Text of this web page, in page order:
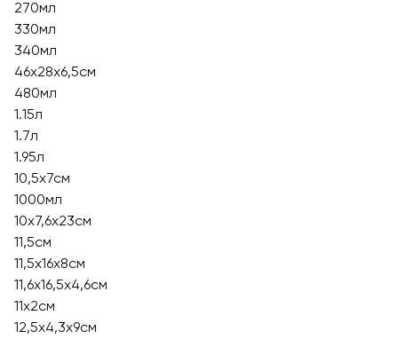
270мл
330мл
340мл
46х28х6,5см
480мл
1.15л
1.7л
1.95л
10,5х7см
1000мл
10х7,6х23см
11,5см
11,5х16х8см
11,6х16,5х4,6см
11х2см
12,5x4,3x9см